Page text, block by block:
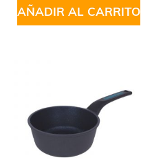
AÑADIR AL CARRITO